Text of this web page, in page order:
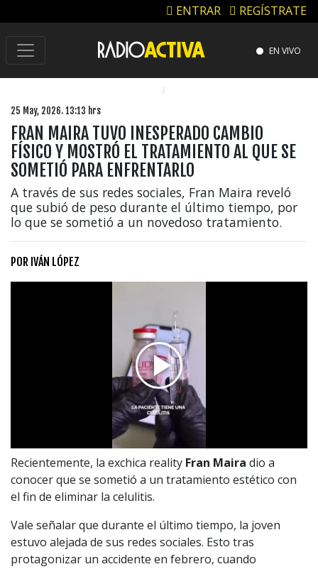
ENTRAR REGÍSTRATE
EN VIVO
25 May, 2026. 13:13 hrs
FRAN MAIRA TUVO INESPERADO CAMBIO
FÍSICO Y MOSTRÓ EL TRATAMIENTO AL QUE SE
SOMETIÓ PARA ENFRENTARLO
A través de sus redes sociales, Fran Maira reveló
que subió de peso durante el último tiempo, por
lo que se sometió a un novedoso tratamiento.
POR IVÁN LÓPEZ
Recientemente, la exchica reality Fran Maira dio a
conocer que se sometió a un tratamiento estético con
el fin de eliminar la celulitis.
Vale señalar que durante el último tiempo, la joven
estuvo alejada de sus redes sociales. Esto tras
protagonizar un accidente en febrero, cuando